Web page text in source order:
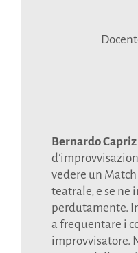
Bernardo Capriz
vedere un
teatrale, e se ne
perdutamente.
a frequentare i
improvvisatore.